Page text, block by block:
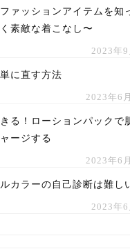
ァッションアイテムを知
素敵な着こなし〜
2023年9
に直す方法
2023年6
る！ローションパックで
ージする
2023年6
カラーの自己診断は難し
2023年6